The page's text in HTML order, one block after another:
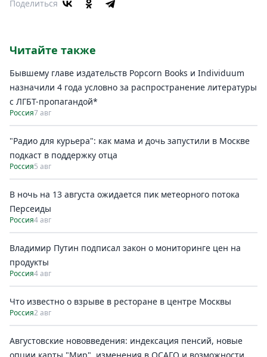
Поделиться
Читайте также
Бывшему главе издательств Popcorn Books и Individuum
назначили 4 года условно за распространение литературы
с ЛГБТ-пропагандой*
Россия7 авг
"Радио для курьера": как мама и дочь запустили в Москве
подкаст в поддержку отца
Россия5 авг
В ночь на 13 августа ожидается пик метеорного потока
Персеиды
Россия4 авг
Владимир Путин подписал закон о мониторинге цен на
продукты
Россия4 авг
Что известно о взрыве в ресторане в центре Москвы
Россия2 авг
Августовские нововведения: индексация пенсий, новые